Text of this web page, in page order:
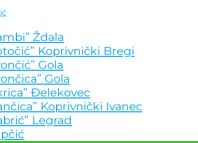
Ždala
Koprivnički Bregi
Gola
Gola
Đelekovec
Koprivnički Ivanec
Legrad